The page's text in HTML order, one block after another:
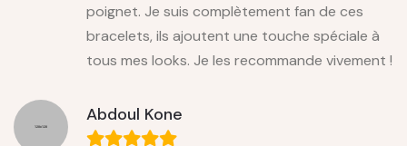
poignet. Je suis complètement fan de ces
bracelets, ils ajoutent une touche spéciale à
tous mes looks. Je les recommande vivement !
Abdoul Kone